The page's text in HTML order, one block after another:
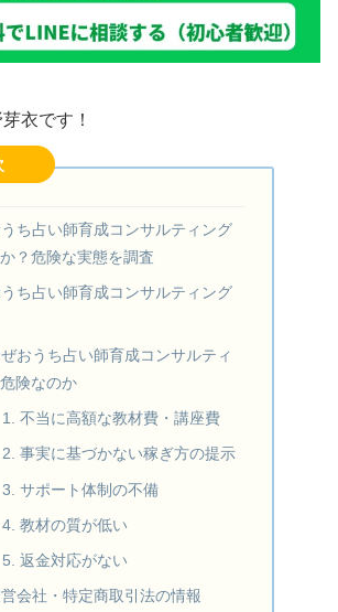
衣です！
ち占い師育成コンサルティング
？危険な実態を調査
ち占い師育成コンサルティング
おうち占い師育成コンサルティ
険なのか
1. 不当に高額な教材費・講座費
2. 事実に基づかない稼ぎ方の提示
3. サポート体制の不備
4. 教材の質が低い
5. 返金対応がない
会社・特定商取引法の情報